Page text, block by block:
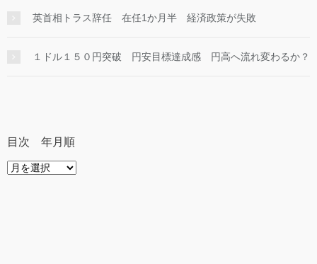
英首相トラス辞任 在任1か月半 経済政策が失敗
１ドル１５０円突破 円安目標達成感 円高へ流れ変わるか？
目次 年月順
目